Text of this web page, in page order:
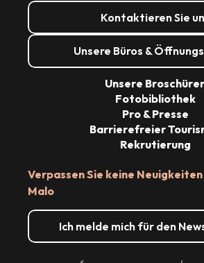
Kontaktieren Sie
Unsere Büros &
Verpassen Sie keine
Malo
Ich melde mich für den
Unsere
Fotobibliothek
Pro & Presse
Barrierefreier
Rekrutierung